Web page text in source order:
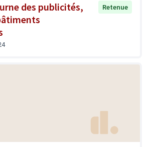
des publicités,
Retenue